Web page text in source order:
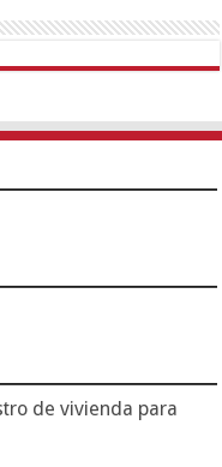
de vivienda para